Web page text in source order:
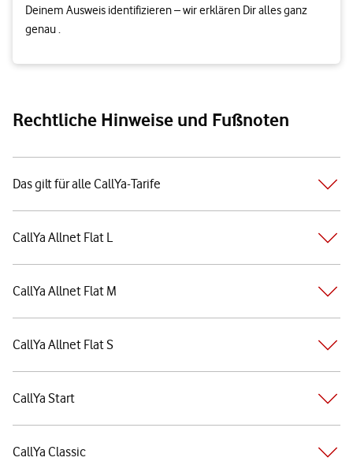
Deinem Ausweis identifizieren – wir erklären Dir alles ganz
genau .
Rechtliche Hinweise und Fußnoten
Das gilt für alle CallYa-Tarife
CallYa Allnet Flat L
CallYa Allnet Flat M
CallYa Allnet Flat S
CallYa Start
CallYa Classic